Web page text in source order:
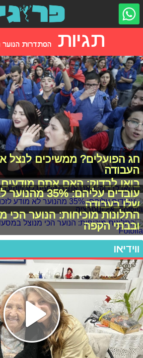
תגיות הסתדרות הנוער
חג הפועלים? ממשיכים לנצל
העבודה
בואו לבדוק: האם אתם מודעים
עובדים עליהם:
שלו בעבודה
התלונות מוכיחות: הנוער הכי
ובבתי הקפה
ווידיאו